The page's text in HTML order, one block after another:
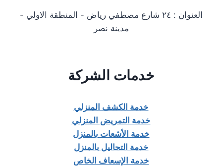
العنوان : ٢٤ شارع مصطفي رياض - المنطقة الاولي -
مدينة نصر
خدمات الشركة
خدمة الكشف المنزلي
خدمة التمريض المنزلي
خدمة الأشعات بالمنزل
خدمة التحاليل بالمنزل
خدمة الإسعاف الخاص